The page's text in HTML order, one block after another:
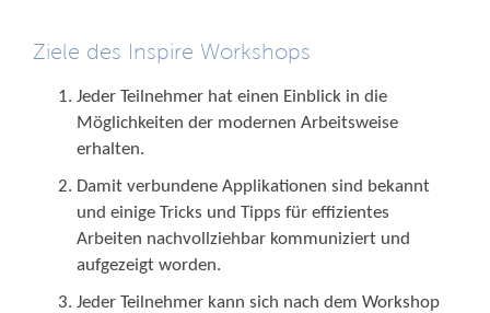
Ziele des Inspire Workshops
Jeder Teilnehmer hat einen Einblick in die
Möglichkeiten der modernen Arbeitsweise
erhalten.
Damit verbundene Applikationen sind bekannt
und einige Tricks und Tipps für effizientes
Arbeiten nachvollziehbar kommuniziert und
aufgezeigt worden.
Jeder Teilnehmer kann sich nach dem Workshop